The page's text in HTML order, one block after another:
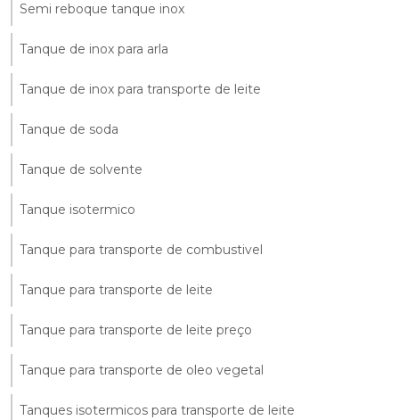
Semi reboque tanque inox
Tanque de inox para arla
Tanque de inox para transporte de leite
Tanque de soda
Tanque de solvente
Tanque isotermico
Tanque para transporte de combustivel
Tanque para transporte de leite
Tanque para transporte de leite preço
Tanque para transporte de oleo vegetal
Tanques isotermicos para transporte de leite